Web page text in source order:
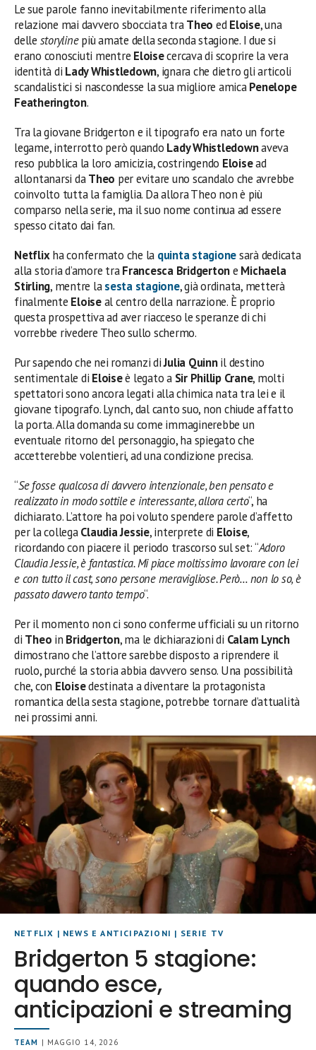
Le sue parole fanno inevitabilmente riferimento alla
relazione mai davvero sbocciata traTheo edEloise, una
delle storylinepiù amate della seconda stagione. I due si
erano conosciuti mentre Eloisecercava di scoprire la vera
identità di Lady Whistledown, ignara che dietro gli articoli
scandalistici si nascondesse la sua migliore amicaPenelope
Featherington.
Tra la giovane Bridgerton e il tipografo era nato un forte
legame, interrotto però quando Lady Whistledownaveva
reso pubblica la loro amicizia, costringendo Eloisead
allontanarsi daTheo per evitare uno scandalo che avrebbe
coinvolto tutta la famiglia. Da allora Theo non è più
comparso nella serie, ma il suo nome continua ad essere
spesso citato dai fan.
Netflixha confermato che la quinta stagionesarà dedicata
alla storia d’amore traFrancesca Bridgertone Michaela
Stirling, mentre la sesta stagione, già ordinata, metterà
finalmente Eloiseal centro della narrazione. È proprio
questa prospettiva ad aver riacceso le speranze di chi
vorrebbe rivedere Theo sullo schermo.
Pur sapendo che nei romanzi diJulia Quinnil destino
sentimentale di Eloiseè legato a Sir Phillip Crane, molti
spettatori sono ancora legati alla chimica nata tra lei e il
giovane tipografo. Lynch, dal canto suo, non chiude affatto
la porta. Alla domanda su come immaginerebbe un
eventuale ritorno del personaggio, ha spiegato che
accetterebbe volentieri, ad una condizione precisa.
“Se fosse qualcosa di davvero intenzionale, ben pensato e
realizzato in modo sottile e interessante, allora certo“, ha
dichiarato. L’attore ha poi voluto spendere parole d’affetto
per la collegaClaudia Jessie, interprete di Eloise,
ricordando con piacere il periodo trascorso sul set: “Adoro
Claudia Jessie, è fantastica. Mi piace moltissimo lavorare con lei
e con tutto il cast, sono persone meravigliose. Però… non lo so, è
passato davvero tanto tempo“.
Per il momento non ci sono conferme ufficiali su un ritorno
di Theo in Bridgerton, ma le dichiarazioni di Calam Lynch
dimostrano che l’attore sarebbe disposto a riprendere il
ruolo, purché la storia abbia davvero senso. Una possibilità
che, con Eloisedestinata a diventare la protagonista
romantica della sesta stagione, potrebbe tornare d’attualità
nei prossimi anni.
NETFLIX | NEWS E ANTICIPAZIONI | SERIE TV
Bridgerton 5 stagione:
quando esce,
anticipazioni e streaming
TEAM | MAGGIO 14, 2026